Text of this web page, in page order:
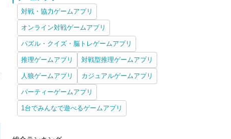
対戦・協力ゲームアプリ
オンライン対戦ゲームアプリ
パズル・クイズ・脳トレゲームアプリ
推理ゲームアプリ 対戦型推理ゲームアプリ
人狼ゲームアプリ カジュアルゲームアプリ
パーティーゲームアプリ
1台でみんなで遊べるゲームアプリ